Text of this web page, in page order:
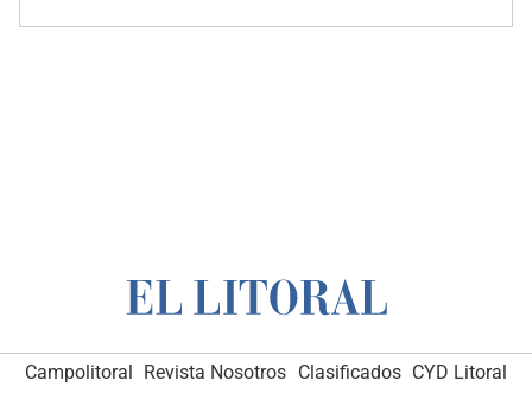
Campolitoral Revista Nosotros Clasificados CYD Litoral